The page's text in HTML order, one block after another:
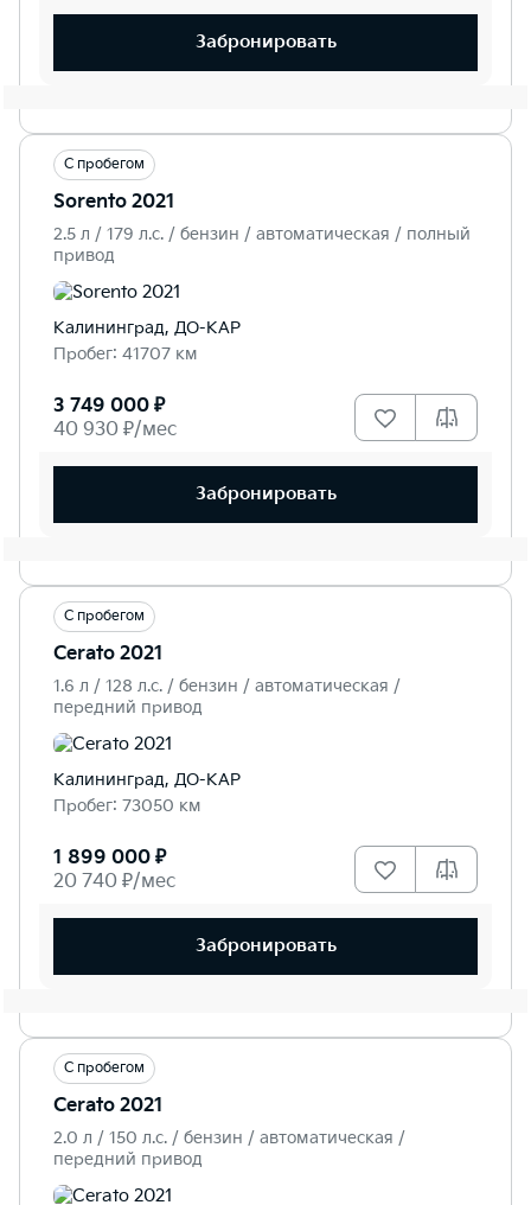
Забронировать
С пробегом
Sorento 2021
2.5 л / 179 л.c. / бензин / автоматическая / полный
привод
Калининград, ДО-КАР
Пробег: 41707 км
3 749 000 ₽
40 930 ₽/мес
Забронировать
С пробегом
Cerato 2021
1.6 л / 128 л.c. / бензин / автоматическая /
передний привод
Калининград, ДО-КАР
Пробег: 73050 км
1 899 000 ₽
20 740 ₽/мес
Забронировать
С пробегом
Cerato 2021
2.0 л / 150 л.c. / бензин / автоматическая /
передний привод